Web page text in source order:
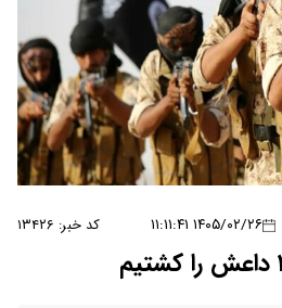
۱۴۰۵/۰۲/۲۶ ۱۱:۱۱:۴۱ کد خبر: ۱۳۴۲۶